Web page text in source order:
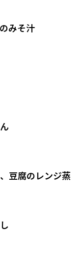
みそ汁
豆腐のレンジ蒸